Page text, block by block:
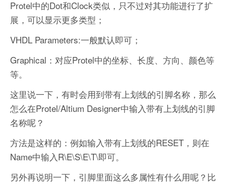
Protel中的Dot和Clock类似，只不过对其功能进行了扩
展，可以显示更多类型；
VHDL Parameters:一般默认即可；
Graphical：对应Protel中的坐标、长度、方向、颜色等
等。
这里说一下，有时会用到带有上划线的引脚名称，那么
怎么在Protel/Altium Designer中输入带有上划线的引脚
名称呢？
方法是这样的：例如输入带有上划线的RESET，则在
Name中输入R\E\S\E\T\即可。
另外再说明一下，引脚里面这么多属性有什么用呢？比